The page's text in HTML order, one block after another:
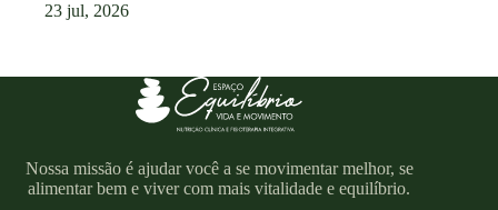
23 jul, 2026
Nossa missão é ajudar você a se movimentar melhor, se
alimentar bem e viver com mais vitalidade e equilíbrio.